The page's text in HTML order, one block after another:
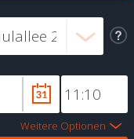
Weitere Optionen